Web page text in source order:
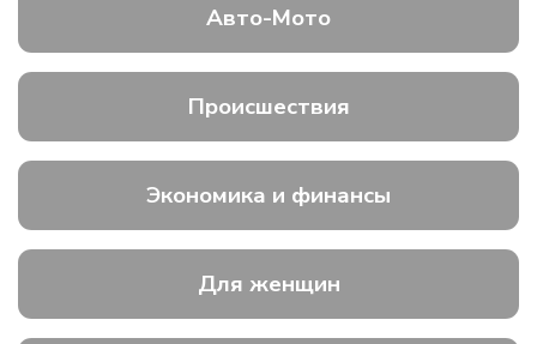
Авто-Мото
Происшествия
Экономика и финансы
Для женщин